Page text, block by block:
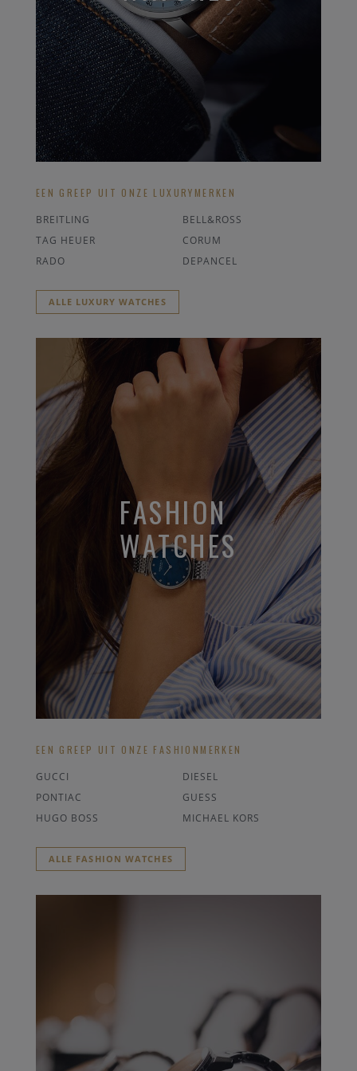
EEN GREEP UIT ONZE LUXURYMERKEN
BREITLING
BELL&ROSS
TAG HEUER
CORUM
RADO
DEPANCEL
ALLE LUXURY WATCHES
FASHION
WATCHES
EEN GREEP UIT ONZE FASHIONMERKEN
GUCCI
DIESEL
PONTIAC
GUESS
HUGO BOSS
MICHAEL KORS
ALLE FASHION WATCHES